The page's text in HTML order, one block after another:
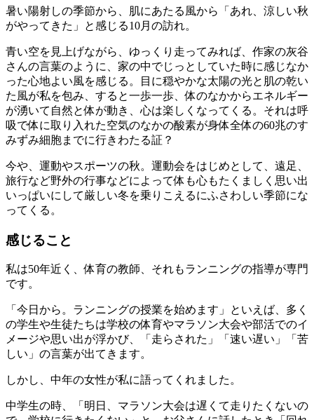
暑い陽射しの季節から、肌にあたる風から「あれ、涼しい秋
がやってきた」と感じる10月の訪れ。
青い空を見上げながら、ゆっくり走ってみれば、作家の灰谷
さんの言葉のように、家の中でじっとしていた時に感じなか
った心地よい風を感じる。目に穏やかな太陽の光と肌の乾い
た風が私を包み、すると一歩一歩、体のなかからエネルギー
が湧いて自然と体が動き、心は楽しくなってくる。それは呼
吸で体に取り入れた空気のなかの酸素が身体全体の60兆のす
みずみ細胞までに行きわたる証？
今や、運動やスポーツの秋。運動会をはじめとして、遠足、
旅行など野外の行事などによって体も心もたくましく思い出
いっぱいにして厳しい冬を乗りこえるにふさわしい季節にな
ってくる。
感じること
私は50年近く、体育の教師、それもランニングの指導が専門
です。
「今日から。ランニングの授業を始めます」といえば、 多く
の学生や生徒たちは学校の体育やマラソン大会や部活でのイ
メージや思い出が浮かび、「走らされた」「速い遅い」「苦
しい」 の言葉が出てきます。
しかし、中年の女性が私に語ってくれました。
中学生の時、「明日、マラソン大会は遅くて走りたくないの